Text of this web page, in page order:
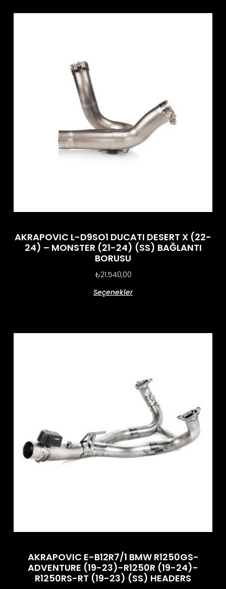
AKRAPOVIC L-D9SO1 DUCATI DESERT X (22-
24) – MONSTER (21-24) (SS) BAĞLANTI
BORUSU
₺21.540,00
Seçenekler
AKRAPOVIC E-B12R7/1 BMW R1250GS-
ADVENTURE (19-23)-R1250R (19-24)-
R1250RS-RT (19-23) (SS) HEADERS